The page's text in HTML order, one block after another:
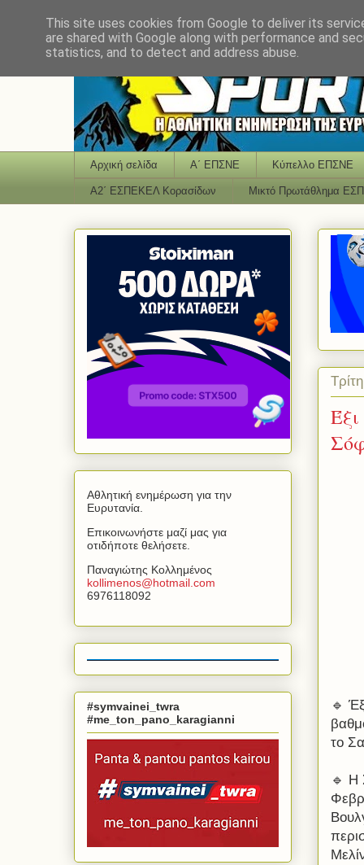
Αρχική σελίδα Α΄ ΕΠΣΝΕ Κύπελλο ΕΠΣΝΕ
Α2΄ ΕΣΠΕΚΕΛ Κορασίδων Μικτό Πρωτάθλημα
🔹
το
🔹 Η
Αθλητική ενημέρωση για την
Ευρυτανία.
Επικοινωνήστε μαζί μας για
οτιδήποτε θελήσετε.
Παναγιώτης Κολλημένος
kollimenos@hotmail com
6976118092
#symvainei_twra
#me_ton_pano_karagianni
This site uses cookies from Google to deliver its
are shared with Google along with performance and
statistics, and to detect and address abuse.